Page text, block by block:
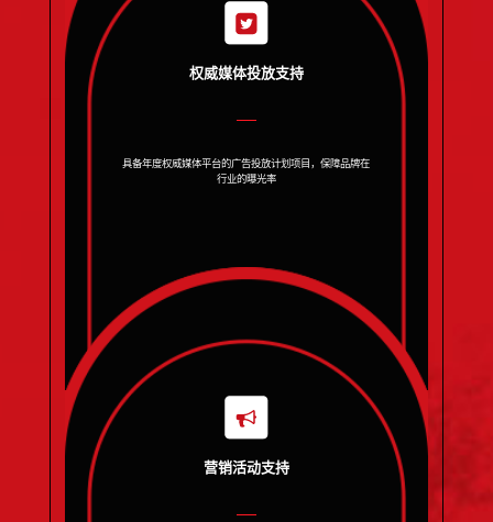
权威媒体投放支持
具备年度权威媒体平台的广告投放计划项目，保障品牌在
行业的曝光率
营销活动支持